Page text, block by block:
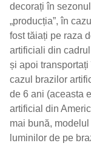
decorați în
„producția”, în
fost tăiați pe raza
artificiali din
și apoi
cazul brazilor
de 6 ani (aceasta
artificial din
mai bună,
luminilor de pe